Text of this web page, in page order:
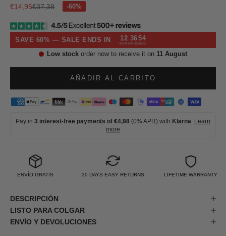
Precio de oferta
€14,95Precio normal
€37,38
SAVE 60% — SALE ENDS IN 12
HOURS
36
MINS
54
SECS
Low stock order now to receive it on 11 August
AÑADIR AL CARRITO
Pay in 3 interest-free payments of €4,98 (0% APR) with Klarna. Learn
more
ENVÍO GRATIS 30 DAYS EASY RETURNS LIFETIME WARRANTY
DESCRIPCIÓN
LISTO PARA COLGAR
ENVÍO Y DEVOLUCIONES